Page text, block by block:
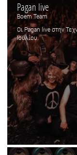
Pagan live
Boem Team
Οι Pagan live στην
Ιουλίου.